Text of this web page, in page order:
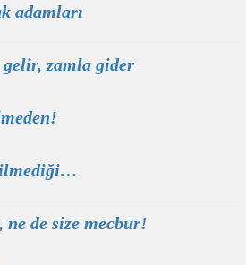
adamları
zamla gider
ne de size mecbur!